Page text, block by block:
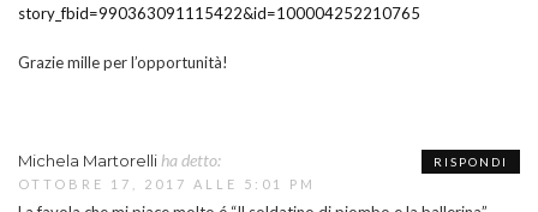
story_fbid=990363091115422&id=100004252210765
Grazie mille per l’opportunità!
Michela Martorelliha detto:
OTTOBRE 17, 2017 ALLE 5:01 PM
RISPONDI